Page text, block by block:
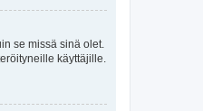
se missä sinä olet.
käyttäjille.